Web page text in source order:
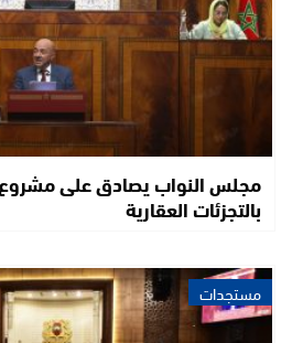
مجلس النواب يصادق على مشروع
بالتجزئات العقارية
مستجدات